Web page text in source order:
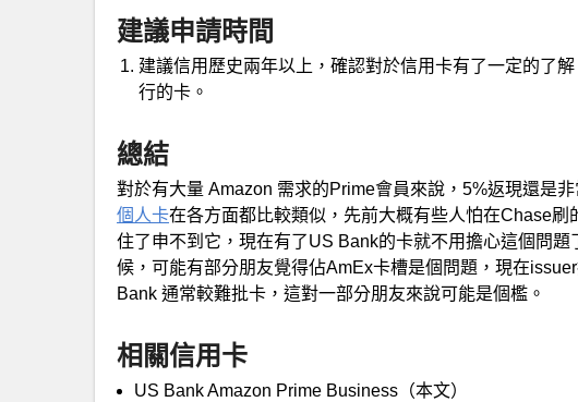
建議申請時間
建議信用歷史兩年以上，確認對於信用卡有了一定的了
行的卡。
總結
對於有大量 Amazon 需求的Prime會員來說，5%返現還是
個人卡在各方面都比較類似，先前大概有些人怕在Chase
住了申不到它，現在有了US Bank的卡就不用擔心這個問
候，可能有部分朋友覺得佔AmEx卡槽是個問題，現在
Bank 通常較難批卡，這對一部分朋友來說可能是個檻。
相關信用卡
US Bank Amazon Prime Business（本文）